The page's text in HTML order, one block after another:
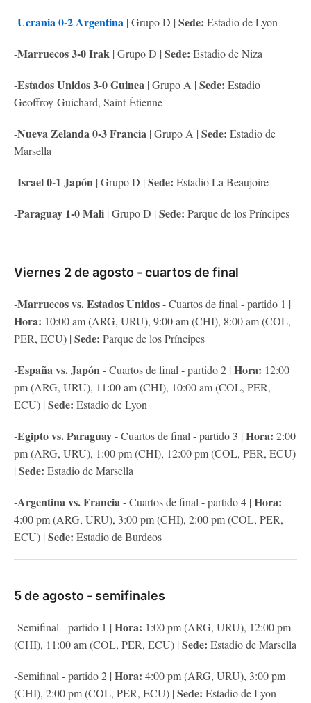
-Ucrania 0-2 Argentina | Grupo D | Sede: Estadio de Lyon
-Marruecos 3-0 Irak | Grupo D | Sede: Estadio de Niza
-Estados Unidos 3-0 Guinea | Grupo A | Sede: Estadio
Geoffroy-Guichard, Saint-Étienne
-Nueva Zelanda 0-3 Francia | Grupo A | Sede: Estadio de
Marsella
-Israel 0-1 Japón | Grupo D | Sede: Estadio La Beaujoire
-Paraguay 1-0 Mali | Grupo D | Sede: Parque de los Príncipes
Viernes 2 de agosto - cuartos de final
-Marruecos vs. Estados Unidos- Cuartos de final - partido 1 |
Hora: 10:00 am (ARG, URU), 9:00 am (CHI), 8:00 am (COL,
PER, ECU) | Sede: Parque de los Príncipes
-España vs. Japón- Cuartos de final - partido 2 | Hora: 12:00
pm (ARG, URU), 11:00 am (CHI), 10:00 am (COL, PER,
ECU) | Sede: Estadio de Lyon
-Egipto vs. Paraguay- Cuartos de final - partido 3 | Hora: 2:00
pm (ARG, URU), 1:00 pm (CHI), 12:00 pm (COL, PER, ECU)
| Sede: Estadio de Marsella
-Argentina vs. Francia- Cuartos de final - partido 4 | Hora:
4:00 pm (ARG, URU), 3:00 pm (CHI), 2:00 pm (COL, PER,
ECU) | Sede: Estadio de Burdeos
5 de agosto - semifinales
-Semifinal - partido 1 | Hora: 1:00 pm (ARG, URU), 12:00 pm
(CHI), 11:00 am (COL, PER, ECU) | Sede: Estadio de Marsella
-Semifinal - partido 2 | Hora: 4:00 pm (ARG, URU), 3:00 pm
(CHI), 2:00 pm (COL, PER, ECU) | Sede: Estadio de Lyon